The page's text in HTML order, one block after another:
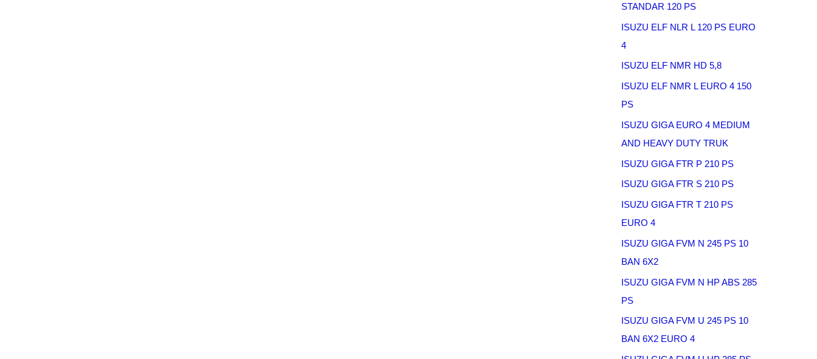
STANDAR 120 PS
ISUZU ELF NLR L 120 PS EURO
4
ISUZU ELF NMR HD 5,8
ISUZU ELF NMR L EURO 4 150
PS
ISUZU GIGA EURO 4 MEDIUM
AND HEAVY DUTY TRUK
ISUZU GIGA FTR P 210 PS
ISUZU GIGA FTR S 210 PS
ISUZU GIGA FTR T 210 PS
EURO 4
ISUZU GIGA FVM N 245 PS 10
BAN 6X2
ISUZU GIGA FVM N HP ABS 285
PS
ISUZU GIGA FVM U 245 PS 10
BAN 6X2 EURO 4